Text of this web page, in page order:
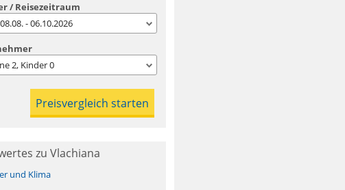
/ Reisezeitraum
- 06.10.2026
2, Kinder0
zu Vlachiana
und Klima